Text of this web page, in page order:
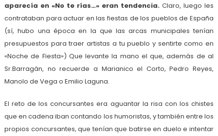
aparecía en «No te rías…» eran tendencia. Claro, luego les
contrataban para actuar en las fiestas de los pueblos de España
(sí, hubo una época en la que las arcas municipales tenían
presupuestos para traer artistas a tu pueblo y sentirte como en
«Noche de Fiesta») Que levante la mano el que, además de al
Sr.Barragán, no recuerde a Marianico el Corto, Pedro Reyes,
Manolo de Vega o Emilio Laguna.
El reto de los concursantes era aguantar la risa con los chistes
que en cadena iban contando los humoristas, y también entre los
propios concursantes, que tenían que batirse en duelo e intentar